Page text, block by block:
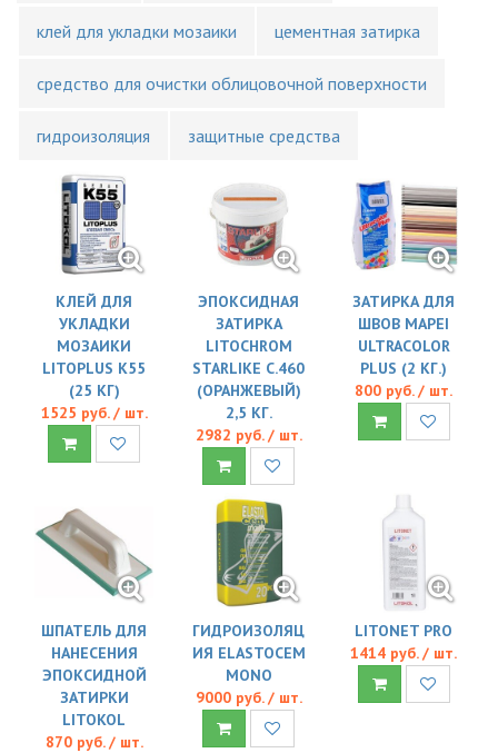
клей для укладки мозаики цементная затирка
средство для очистки облицовочной поверхности
гидроизоляция защитные средства
КЛЕЙ ДЛЯ
УКЛАДКИ
МОЗАИКИ
LITOPLUS K55
(25 КГ)
1525 руб. / шт.
ЭПОКСИДНАЯ
ЗАТИРКА
LITOCHROM
STARLIKE C.460
(ОРАНЖЕВЫЙ)
2,5 КГ.
2982 руб. / шт.
ЗАТИРКА ДЛЯ
ШВОВ MAPEI
ULTRACOLOR
PLUS (2 КГ.)
800 руб. / шт.
ШПАТЕЛЬ ДЛЯ
НАНЕСЕНИЯ
ЭПОКСИДНОЙ
ЗАТИРКИ
LITOKOL
870 руб. / шт.
ГИДРОИЗОЛЯЦ
ИЯ ELASTOCEM
MONO
9000 руб. / шт.
LITONET PRO
1414 руб. / шт.